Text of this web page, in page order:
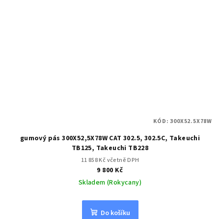
gumový pás 300X52,5X78W CAT 302.5, 302.5C, Takeuchi
TB125, Takeuchi TB228
11 858 Kč včetně DPH
9 800 Kč
Skladem (Rokycany)
Do košíku
KÓD:300X52.5X78W